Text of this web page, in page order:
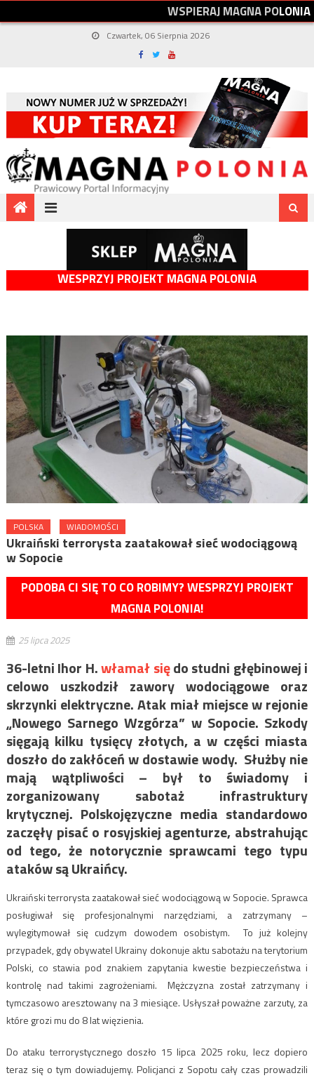
WSPIERAJMAGNAPOLONIA
Czwartek, 06 Sierpnia 2026
WESPRZYJ PROJEKT MAGNA POLONIA
POLSKA WIADOMOŚCI
Ukraiński terrorysta zaatakował sieć wodociągową
w Sopocie
PODOBA CI SIĘ TO CO ROBIMY? WESPRZYJ PROJEKT
MAGNA POLONIA!
25 lipca 2025
36-letni Ihor H.włamał siędo studni głębinowej i
celowo uszkodził zawory wodociągowe oraz
skrzynki elektryczne. Atak miał miejsce w rejonie
„Nowego Sarnego Wzgórza” w Sopocie. Szkody
sięgają kilku tysięcy złotych, a w części miasta
doszło do zakłóceń w dostawie wody. Służby nie
mają wątpliwości – był to świadomy i
zorganizowany sabotaż infrastruktury
krytycznej. Polskojęzyczne media standardowo
zaczęły pisać o rosyjskiej agenturze, abstrahując
od tego, że notorycznie sprawcami tego typu
ataków są Ukraińcy.
Ukraiński terrorysta zaatakował sieć wodociągową w Sopocie. Sprawca
posługiwał się profesjonalnymi narzędziami, a zatrzymany –
wylegitymował się cudzym dowodem osobistym.
To już kolejny
przypadek, gdy obywatel Ukrainy dokonuje aktu sabotażu na terytorium
Polski, co stawia pod znakiem zapytania kwestie bezpieczeństwa i
kontrolę nad takimi zagrożeniami.
Mężczyzna został zatrzymany i
tymczasowo aresztowany na 3 miesiące. Usłyszał poważne zarzuty, za
które grozi mu do 8 lat więzienia.
Do ataku terrorystycznego doszło 15 lipca 2025 roku, lecz dopiero
teraz się o tym dowiadujemy. Policjanci z Sopotu cały czas prowadzili